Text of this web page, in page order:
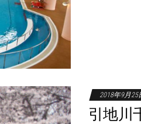
2018年9月25
引地川